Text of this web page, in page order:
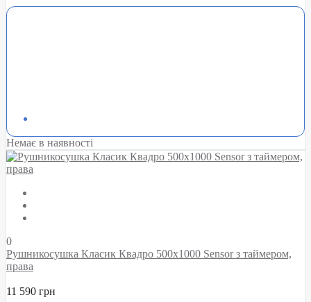
Немає в наявності
0
Рушникосушка Класик Квадро 500х1000 Sensor з таймером,
права
11 590 грн